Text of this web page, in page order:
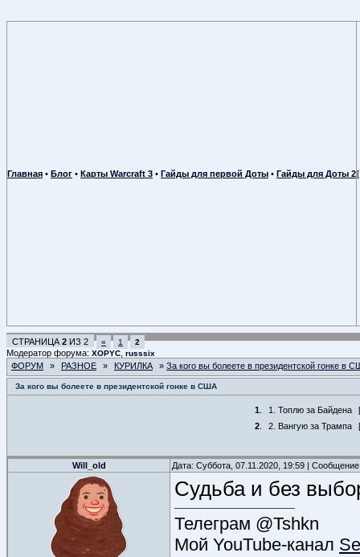
Главная • Блог • Карты Warcraft 3 • Гайды для первой Доты • Гайды для Доты 2
СТРАНИЦА 2 ИЗ 2 « 1 2
Модератор форума: XOPYC russsix
ФОРУМ » РАЗНОЕ » КУРИЛКА » За кого вы болеете в президентской гонке в
За кого вы болеете в президентской гонке в США
1. 1. Топлю за Байдена
2. 2. Вангую за Трампа
Will_old Дата: Суббота, 07.11.2020, 19:59 |
Судьба и без
Телеграм @Tshkn
Мой YouTube-канал